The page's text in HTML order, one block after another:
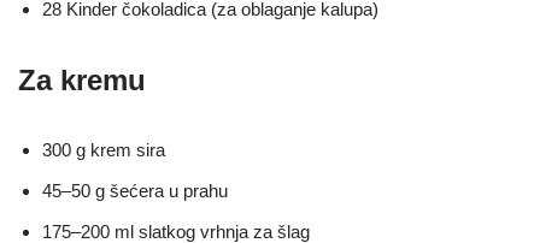
28 Kinder čokoladica (za oblaganje kalupa)
Za kremu
300 g krem sira
45–50 g šećera u prahu
175–200 ml slatkog vrhnja za šlag